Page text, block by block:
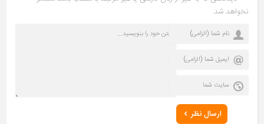
نخواهد شد.
ارسال نظر